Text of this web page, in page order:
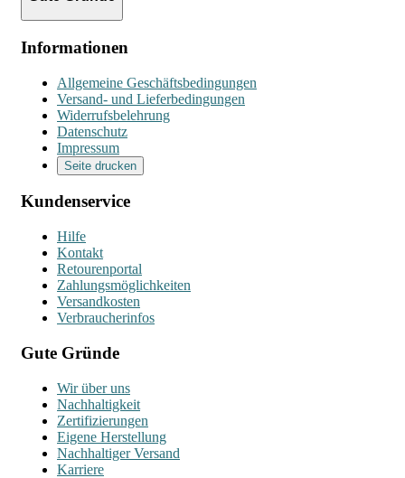
Informationen
Allgemeine Geschäftsbedingungen
Versand- und Lieferbedingungen
Widerrufsbelehrung
Datenschutz
Impressum
Seite drucken
Kundenservice
Hilfe
Kontakt
Retourenportal
Zahlungsmöglichkeiten
Versandkosten
Verbraucherinfos
Gute Gründe
Wir über uns
Nachhaltigkeit
Zertifizierungen
Eigene Herstellung
Nachhaltiger Versand
Karriere